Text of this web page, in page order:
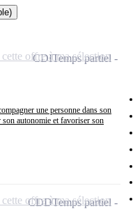
une personne dans son
autonomie et favoriser son
CDITemps partiel
offre à ma sélection
CDDTemps partiel
offre à ma sélection